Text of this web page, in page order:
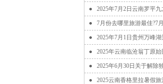
2025年7月2日云南罗平
7月份去哪里旅游最佳?7
2025年7月1日贵州万峰湖
2025年云南临沧翁丁原
2025年6月30日关于解除
2025云南香格里拉暑假